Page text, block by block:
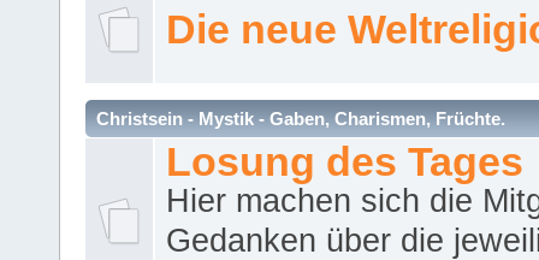
Die neue
Christsein - Mystik - Gaben, Charismen, Früchte.
Losung des Tages
Hier machen sich die
Gedanken über die